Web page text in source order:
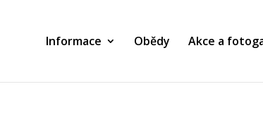
Informace Obědy Akce a